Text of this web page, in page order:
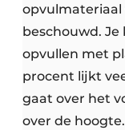
beschouwd.
opvullen met
procent lijkt
gaat over het
over de